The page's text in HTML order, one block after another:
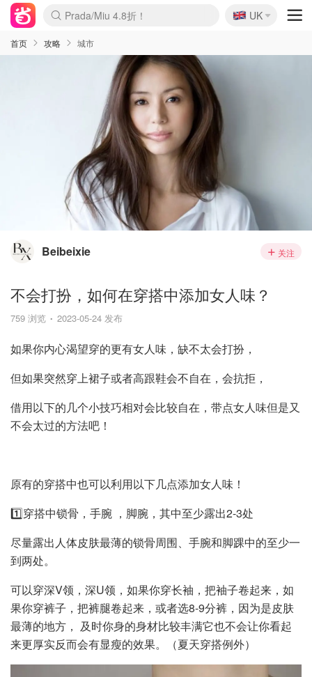
麦卢卡蜂蜜夏促！个位数！
Prada/Miu 4.8折！
啥？必胜客披萨5折！
🇬🇧
UK
首页 攻略 城市
Beibeixie 关注
不会打扮，如何在穿搭中添加女人味？
759 浏览 2023-05-24 发布
如果你内心渴望穿的更有女人味，缺不太会打扮，
但如果突然穿上裙子或者高跟鞋会不自在，会抗拒，
借用以下的几个小技巧相对会比较自在，带点女人味但是又
不会太过的方法吧！
原有的穿搭中也可以利用以下几点添加女人味！
1️⃣穿搭中锁骨，手腕 ，脚腕，其中至少露出2-3处
尽量露出人体皮肤最薄的锁骨周围、手腕和脚踝中的至少一
到两处。
可以穿深V领，深U领，如果你穿长袖，把袖子卷起来，如
果你穿裤子，把裤腿卷起来，或者选8-9分裤，因为是皮肤
最薄的地方， 及时你身的身材比较丰满它也不会让你看起
来更厚实反而会有显瘦的效果。（夏天穿搭例外）